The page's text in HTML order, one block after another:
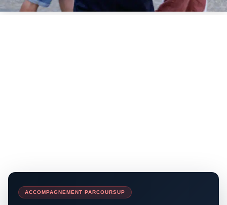
ACCOMPAGNEMENT PARCOURSUP